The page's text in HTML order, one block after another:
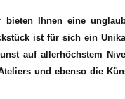
Ihnen eine
ist für sich ein
auf allerhöchstem
und ebenso die